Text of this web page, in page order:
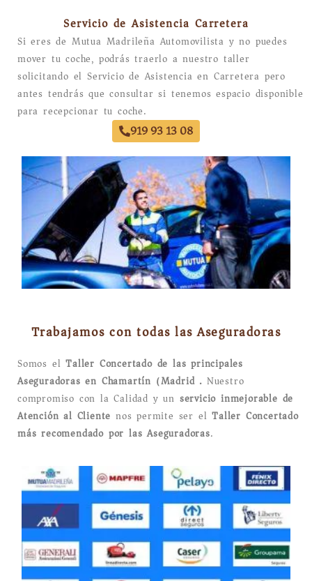
Servicio de Asistencia Carretera
Si eres de Mutua Madrileña Automovilista y no puedes
mover tu coche, podrás traerlo a nuestro taller
solicitando el Servicio de Asistencia en Carretera pero
antes tendrás que consultar si tenemos espacio disponible
para recepcionar tu coche.
919 93 13 08
Trabajamos con todas las Aseguradoras
Somos elTaller Concertado de las principales
Aseguradoras en Chamartín (Madrid). Nuestro
compromiso con la Calidad y un servicio inmejorable de
Atención al Clientenos permite ser elTaller Concertado
más recomendado por las Aseguradoras.